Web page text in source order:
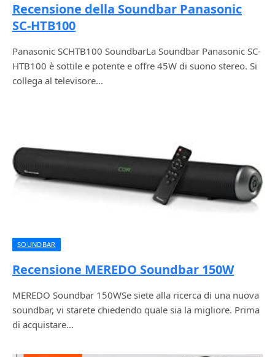
Recensione della Soundbar Panasonic
SC-HTB100
Panasonic SCHTB100 SoundbarLa Soundbar Panasonic SC-
HTB100 è sottile e potente e offre 45W di suono stereo. Si
collega al televisore…
SOUNDBAR
Recensione MEREDO Soundbar 150W
MEREDO Soundbar 150WSe siete alla ricerca di una nuova
soundbar, vi starete chiedendo quale sia la migliore. Prima
di acquistare…